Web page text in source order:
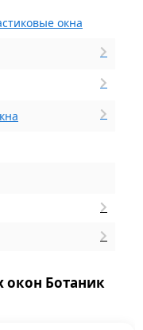
окна
окон Ботаник